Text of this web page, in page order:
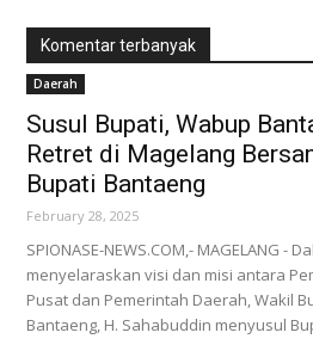
Komentar terbanyak
Daerah
Susul Bupati, Wabup
Retret di Magelang
Bupati Bantaeng
February 28, 2025
SPIONASE-NEWS.COM,- MAGELANG -
menyelaraskan visi dan misi antara
Pusat dan Pemerintah Daerah, Wakil
Bantaeng, H. Sahabuddin menyusul